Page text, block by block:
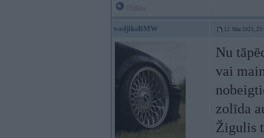
vadjiksBMW 12. Mar 2021,
Nu
vai
zolīda
Žigulis